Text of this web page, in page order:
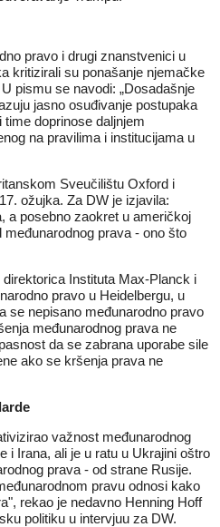
pravo i drugi znanstvenici u
kritizirali su ponašanje njemačke
pismu se navodi: „Dosadašnje
jasno osuđivanje postupaka
doprinose daljnjem
na pravilima i institucijama u
Sveučilištu Oxford i
ožujka. Za DW je izjavila:
a posebno zaokret u američkoj
međunarodnog prava - ono što
Instituta Max-Planck i
pravo u Heidelbergu, u
se nepisano međunarodno pravo
međunarodnog prava ne
da se zabrana uporabe sile
ako se kršenja prava ne
važnost međunarodnog
i Irana, ali je u ratu u Ukrajini oštro
prava - od strane Rusije.
pravu odnosi kako
rekao je nedavno Henning Hoff
politiku u intervjuu za DW.